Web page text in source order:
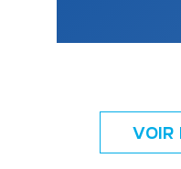
VOIR